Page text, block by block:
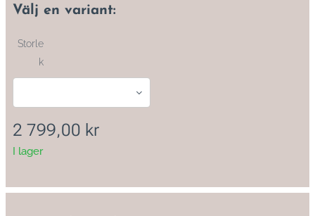
Välj en variant:
Storle
k
2 799,00 kr
I lager